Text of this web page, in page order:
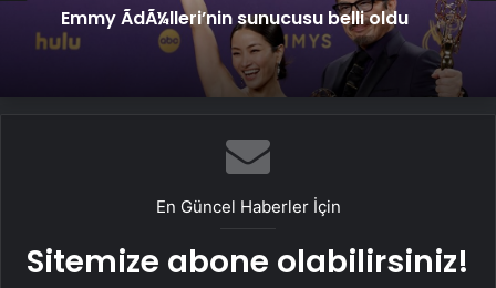
Emmy ÃdÃ¼lleri’nin sunucusu belli oldu
En Güncel Haberler İçin
Sitemize abone olabilirsiniz!